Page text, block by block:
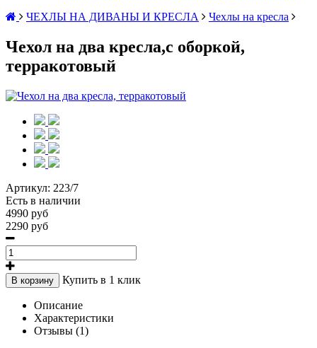
ЧЕХЛЫ НА ДИВАНЫ И КРЕСЛА
Чехлы на кресла
Чехол на два кресла,с оборкой,
терракотовый
Артикул: 223/7
Есть в наличии
4990 руб
2290 руб
В корзину Купить в 1 клик
Описание
Характеристики
Отзывы (1)